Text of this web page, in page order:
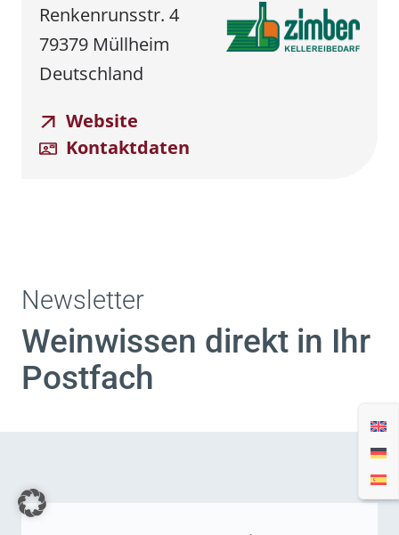
Renkenrunsstr. 4
79379 Müllheim
Deutschland
Website
Kontaktdaten
Newsletter
Weinwissen direkt in Ihr
Postfach